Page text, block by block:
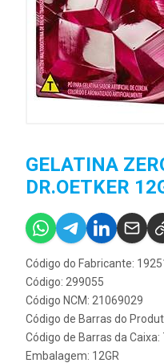
GELATINA
DR.OETKER
Código do Fabricante:
Código: 299055
Código NCM: 21069029
Código de Barras do
Código de Barras da
Embalagem: 12GR